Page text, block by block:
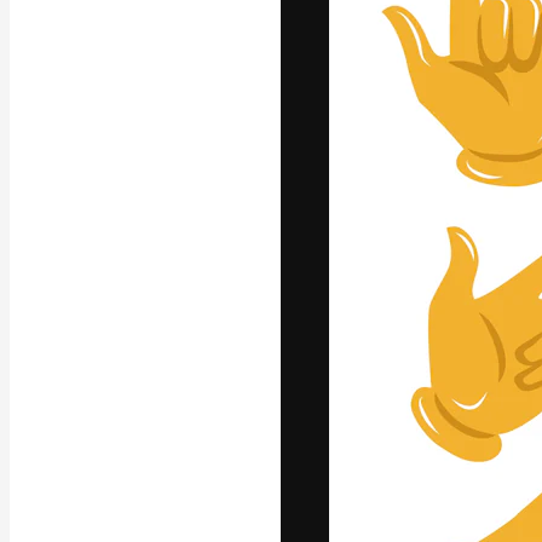
La
migliori lavori.
creativi,
Italiano
Copyright © 2010-